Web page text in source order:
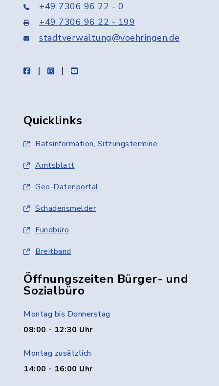
+49 7306 96 22 - 0
+49 7306 96 22 - 199
stadtverwaltung@voehringen.de
facebookinstagramyoutube
Quicklinks
Ratsinformation, Sitzungstermine
Amtsblatt
Geo-Datenportal
Schadensmelder
Fundbüro
Breitband
Öffnungszeiten Bürger- und
Sozialbüro
Montag bis Donnerstag
08:00 - 12:30 Uhr
Montag zusätzlich
14:00 - 16:00 Uhr